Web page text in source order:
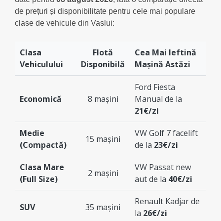
de prețuri și disponibilitate pentru cele mai populare
clase de vehicule din Vaslui:
Clasa
Vehiculului
Flotă
Disponibilă
Cea Mai Ieftină
Mașină Astăzi
Economică 8 mașini
Ford Fiesta
Manual de la
21€/zi
Medie
(Compactă)
15 mașini
VW Golf 7 facelift
de la 23€/zi
Clasa Mare
(Full Size)
2 mașini
VW Passat new
aut de la 40€/zi
SUV 35 mașini
Renault Kadjar de
la 26€/zi